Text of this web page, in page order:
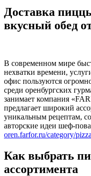
Доставка
вкусный обед
В современном мире
нехватки времени,
офис пользуются
среди оренбургских
занимает компания
предлагает широкий
уникальным рецептам,
авторские идеи шеф-
oren.farfor.ru/category/
Как выбрать
ассортимента